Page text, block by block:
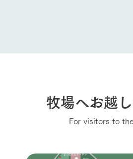
牧場へお越
For visitors to